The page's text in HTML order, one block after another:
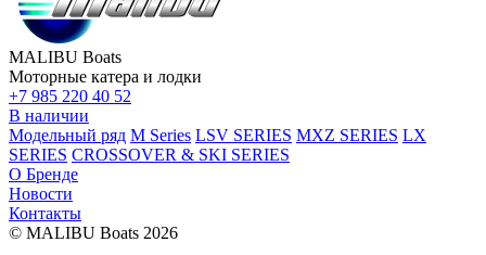
MALIBU Boats
Моторные катера и лодки
+7 985 220 40 52
В наличии
Модельный ряд M Series LSV SERIES MXZ SERIES LX
SERIES CROSSOVER & SKI SERIES
О Бренде
Новости
Контакты
© MALIBU Boats 2026